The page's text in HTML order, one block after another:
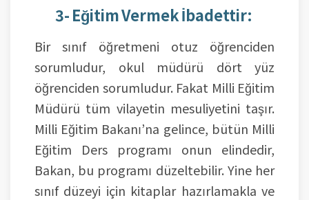
3- Eğitim Vermek İbadettir:
Bir sınıf öğretmeni otuz öğrenciden
sorumludur, okul müdürü dört yüz
öğrenciden sorumludur. Fakat Milli Eğitim
Müdürü tüm vilayetin mesuliyetini taşır.
Milli Eğitim Bakanı’na gelince, bütün Milli
Eğitim Ders programı onun elindedir,
Bakan, bu programı düzeltebilir. Yine her
sınıf düzeyi için kitaplar hazırlamakla ve